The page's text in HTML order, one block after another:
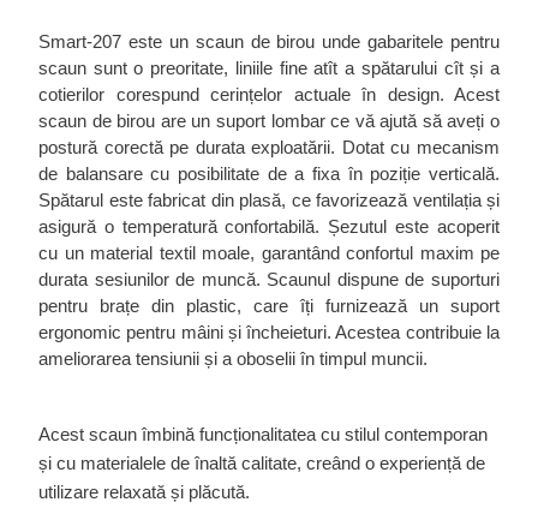
Smart-207 este un scaun de birou unde gabaritele pentru
scaun sunt o preoritate, liniile fine atît a spătarului cît și a
cotierilor corespund cerințelor actuale în design. Acest
scaun de birou are un suport lombar ce vă ajută să aveți o
postură corectă pe durata exploatării. Dotat cu mecanism
de balansare cu posibilitate de a fixa în poziție verticală.
Spătarul este fabricat din plasă, ce favorizează ventilația și
asigură o temperatură confortabilă. Șezutul este acoperit
cu un material textil moale, garantând confortul maxim pe
durata sesiunilor de muncă. Scaunul dispune de suporturi
pentru brațe din plastic, care îți furnizează un suport
ergonomic pentru mâini și încheieturi. Acestea contribuie la
ameliorarea tensiunii și a oboselii în timpul muncii.
Acest scaun îmbină funcționalitatea cu stilul contemporan
și cu materialele de înaltă calitate, creând o experiență de
utilizare relaxată și plăcută.